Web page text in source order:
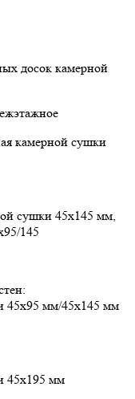
досок камерной
камерной сушки
сушки 45х145 мм,
145
45х95 мм/45х145 мм
45х195 мм